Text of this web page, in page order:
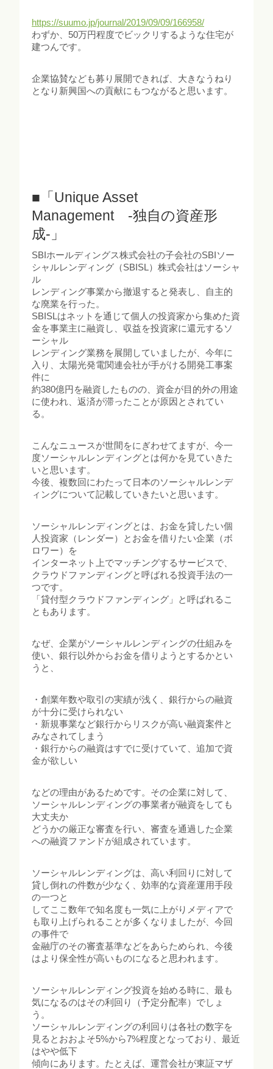
https://suumo.jp/journal/2019/09/09/166958/
わずか、50万円程度でビックリするような住宅が
建つんです。
企業協賛なども募り展開できれば、大きなうねり
となり新興国への貢献にもつながると思います。
■「Unique Asset
Management -独自の資産形
成-」
SBIホールディングス株式会社の子会社のSBIソー
シャルレンディング（SBISL）株式会社はソーシャ
ル
レンディング事業から撤退すると発表し、自主的
な廃業を行った。
SBISLはネットを通じて個人の投資家から集めた資
金を事業主に融資し、収益を投資家に還元するソ
ーシャル
レンディング業務を展開していましたが、今年に
入り、太陽光発電関連会社が手がける開発工事案
件に
約380億円を融資したものの、資金が目的外の用途
に使われ、返済が滞ったことが原因とされてい
る。
こんなニュースが世間をにぎわせてますが、今一
度ソーシャルレンディングとは何かを見ていきた
いと思います。
今後、複数回にわたって日本のソーシャルレンデ
ィングについて記載していきたいと思います。
ソーシャルレンディングとは、お金を貸したい個
人投資家（レンダー）とお金を借りたい企業（ボ
ロワー）を
インターネット上でマッチングするサービスで、
クラウドファンディングと呼ばれる投資手法の一
つです。
「貸付型クラウドファンディング」と呼ばれるこ
ともあります。
なぜ、企業がソーシャルレンディングの仕組みを
使い、銀行以外からお金を借りようとするかとい
うと、
・創業年数や取引の実績が浅く、銀行からの融資
が十分に受けられない
・新規事業など銀行からリスクが高い融資案件と
みなされてしまう
・銀行からの融資はすでに受けていて、追加で資
金が欲しい
などの理由があるためです。その企業に対して、
ソーシャルレンディングの事業者が融資をしても
大丈夫か
どうかの厳正な審査を行い、審査を通過した企業
への融資ファンドが組成されています。
ソーシャルレンディングは、高い利回りに対して
貸し倒れの件数が少なく、効率的な資産運用手段
の一つと
してここ数年で知名度も一気に上がりメディアで
も取り上げられることが多くなりましたが、今回
の事件で
金融庁のその審査基準などをあらためられ、今後
はより保全性が高いものになると思われます。
ソーシャルレンディング投資を始める時に、最も
気になるのはその利回り（予定分配率）でしょ
う。
ソーシャルレンディングの利回りは各社の数字を
見るとおおよそ5%から7%程度となっており、最近
はやや低下
傾向にあります。たとえば、運営会社が東証マザ